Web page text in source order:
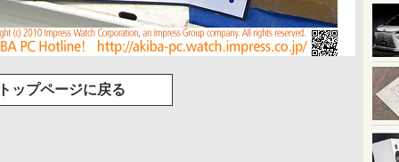
ップページに戻る